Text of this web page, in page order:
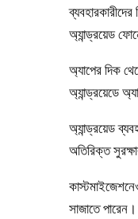
অ্যান্ড্রয়েড
অ্যাপের দিক
অ্যান্ড্রয়েডে
অ্যান্ড্রয়েড
অতিরিক্ত
সাজাতে